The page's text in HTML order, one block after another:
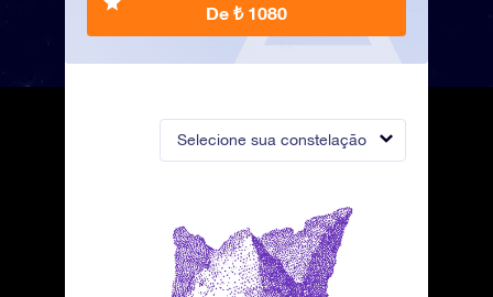
Selecione sua constelação
De ₺ 1080